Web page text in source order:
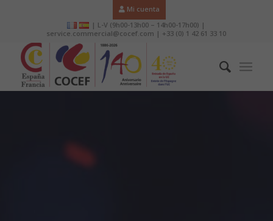
Mi cuenta
| L-V (9h00-13h00 – 14h00-17h00) |
service.commercial@cocef.com | +33 (0) 1 42 61 33 10